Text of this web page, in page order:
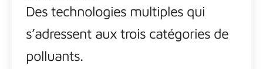
Des technologies multiples qui
s’adressent aux trois catégories de
polluants.